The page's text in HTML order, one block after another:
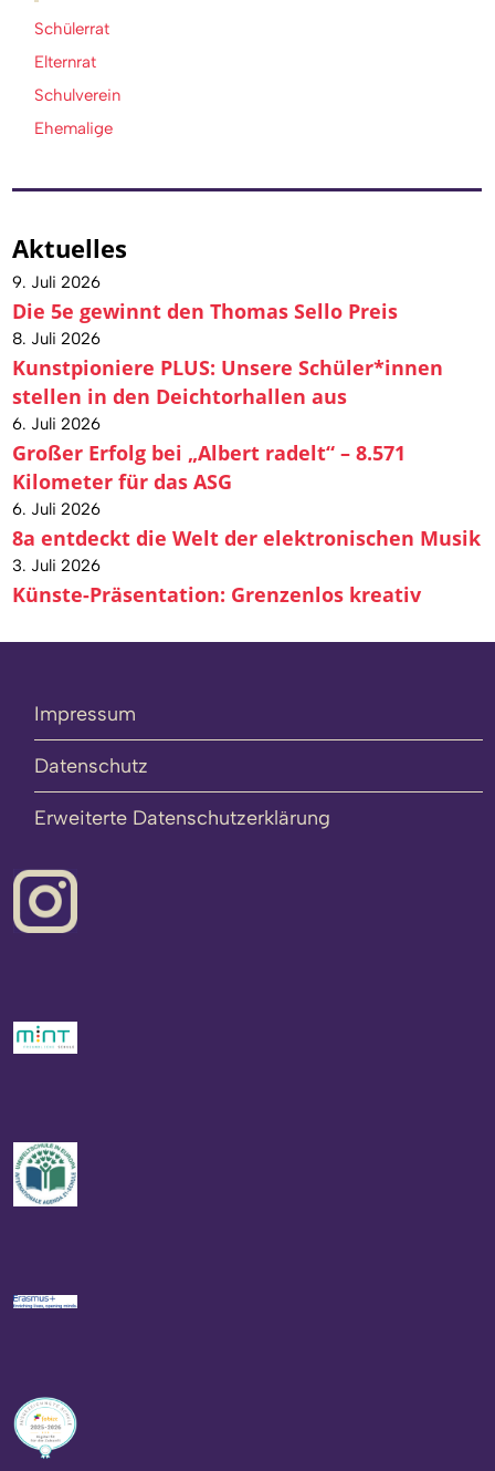
Schülerrat
Elternrat
Schulverein
Ehemalige
Aktuelles
9. Juli 2026
Die 5e gewinnt den Thomas Sello Preis
8. Juli 2026
Kunstpioniere PLUS: Unsere Schüler*innen
stellen in den Deichtorhallen aus
6. Juli 2026
Großer Erfolg bei „Albert radelt“ – 8.571
Kilometer für das ASG
6. Juli 2026
8a entdeckt die Welt der elektronischen Musik
3. Juli 2026
Künste-Präsentation: Grenzenlos kreativ
Impressum
Datenschutz
Erweiterte Datenschutzerklärung